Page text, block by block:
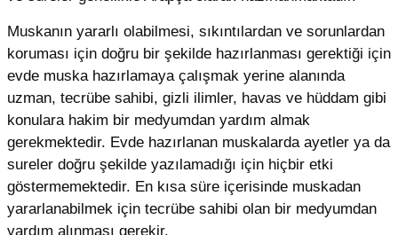
Muskanın yararlı olabilmesi, sıkıntılardan ve sorunlardan
koruması için doğru bir şekilde hazırlanması gerektiği için
evde muska hazırlamaya çalışmak yerine alanında
uzman, tecrübe sahibi, gizli ilimler, havas ve hüddam gibi
konulara hakim bir medyumdan yardım almak
gerekmektedir. Evde hazırlanan muskalarda ayetler ya da
sureler doğru şekilde yazılamadığı için hiçbir etki
göstermemektedir. En kısa süre içerisinde muskadan
yararlanabilmek için tecrübe sahibi olan bir medyumdan
yardım alınması gerekir.